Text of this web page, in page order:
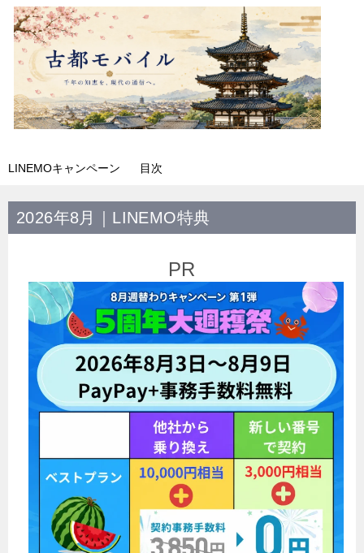
LINEMOキャンペーン 目次
2026年8月｜LINEMO特典
PR